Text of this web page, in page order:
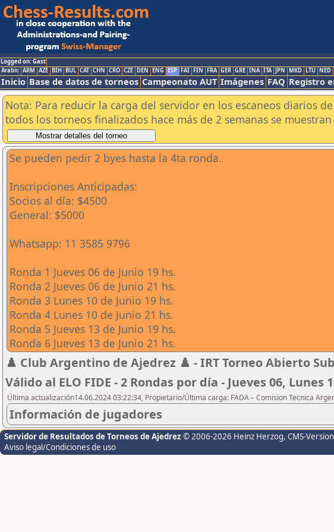
Logged on: Gast
Arabic ARM AZE BIH BUL CAT CHN CRO CZE DEN ENG ESP FAI FIN FRA GER GRE INA ITA JPN MKD LTU NED
Inicio Base de datos de torneos Campeonato AUT Imágenes FAQ Registro
Nota: Para reducir la carga del servidor en los escaneos diarios
todos los torneos finalizados hace más de 2 semanas se
Se pueden pedir 2 byes hasta la 4ta ronda.
Inscripciones Anticipadas:
Socios al día: $4500
General: $5000
Whatsapp: 11 3585 9796
Ronda 1 Jueves 06 de Junio 19 hs.
Ronda 2 Jueves 06 de Junio 21 hs.
Ronda 3 Lunes 10 de Junio 19 hs.
Ronda 4 Lunes 10 de Junio 21 hs.
Ronda 5 Jueves 13 de Junio 19 hs.
Ronda 6 Jueves 13 de Junio 21 hs.
♟️ Club Argentino de Ajedrez ♟️ - IRT Torneo Abierto
Válido al ELO FIDE - 2 Rondas por día - Jueves 06, Lunes
Última actualización14.06.2024 03:22:34, Propietario/Última carga: FADA – Comision Tecnica
Información de jugadores
Servidor de Resultados de Torneos de Ajedrez © 2006-2026 Heinz Herzog, CMS-
Aviso legal/Condiciones de uso